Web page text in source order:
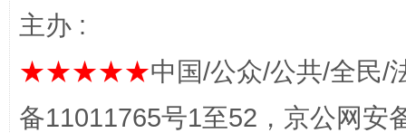
主办 :
★★★★★中国/公众/公共/全民/
备11011765号1至52，京公网安